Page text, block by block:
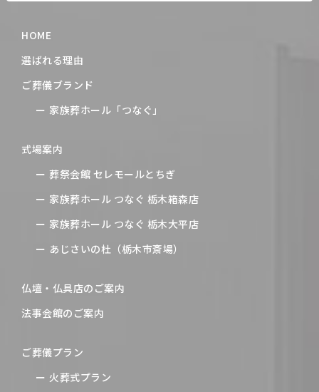
HOME
選ばれる理由
ご葬儀ブランド
家族葬ホール「つなぐ」
式場案内
葬祭会館 セレモールとちぎ
家族葬ホール つなぐ 栃木箱森店
家族葬ホール つなぐ 栃木大平店
あじさいの杜（栃木市斎場）
仏壇・仏具店のご案内
法事会館のご案内
ご葬儀プラン
火葬式プラン